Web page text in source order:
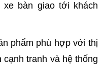
bàn giao tới khách
phẩm phù hợp với thị
tranh và hệ thống